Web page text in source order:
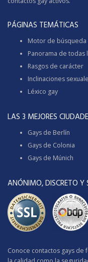
PÁGINAS TEMÁTICAS
Motor de búsqueda
Panorama de todas
Rasgos de carácter
Inclinaciones
Léxico gay
LAS 3 MEJORES
Gays de Berlín
Gays de Colonia
Gays de Múnich
ANÓNIMO, DISCRETO Y
Conoce contactos gays de